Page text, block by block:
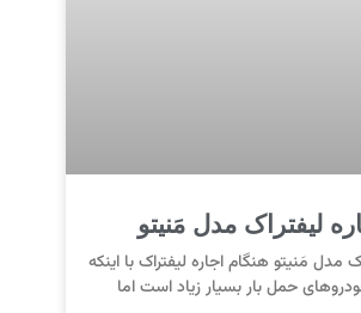
لیفتراک مدل مَنیتو
مدل مَنیتو هنگام اجاره لیفتراک با اینکه
حمل بار بسیار زیاد است اما